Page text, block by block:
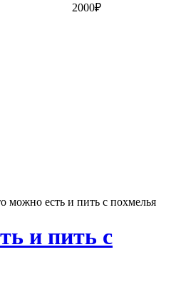
2000₽
можно есть и пить с похмелья
и пить с